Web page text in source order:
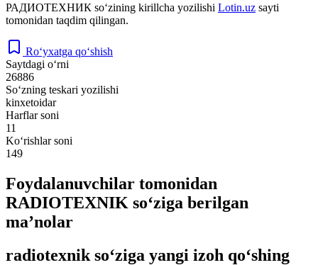
РАДИОТЕХНИК so‘zining kirillcha yozilishi Lotin.uz sayti
tomonidan taqdim qilingan.
Ro‘yxatga qo‘shish
Saytdagi o‘rni
26886
So‘zning teskari yozilishi
kinxetoidar
Harflar soni
11
Ko‘rishlar soni
149
Foydalanuvchilar tomonidan
RADIOTEXNIK so‘ziga berilgan
ma’nolar
radiotexnik so‘ziga yangi izoh qo‘shing